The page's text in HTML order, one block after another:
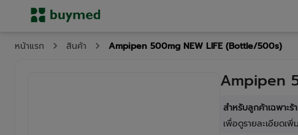
หน้าแรก สินค้า Ampipen 500mg NEW LIFE (Bottle/500s)
Ampipen
สำหรับลูกค้าเฉพาะ
เพื่อดูรายละเอียดเพิ่